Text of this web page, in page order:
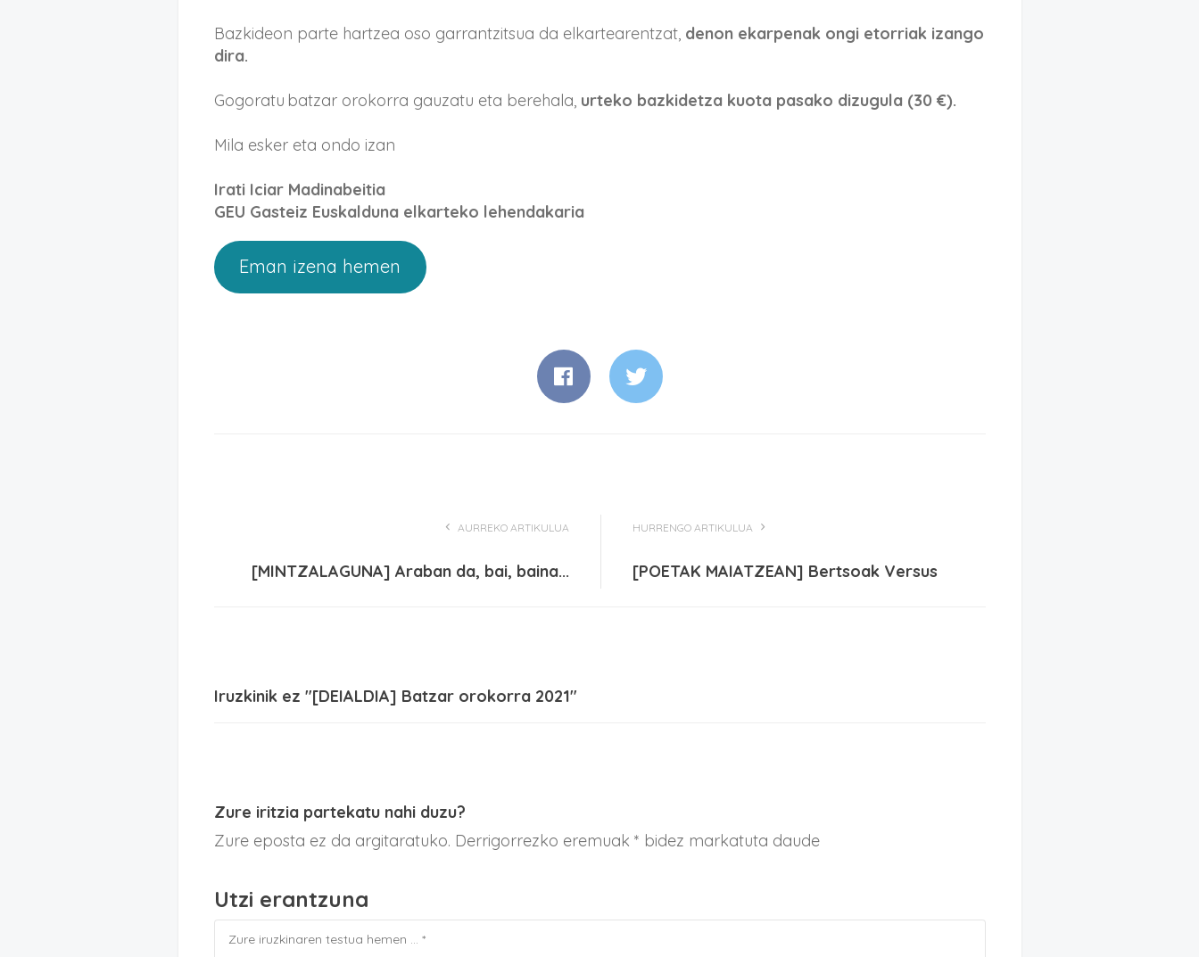
Bazkideon parte hartzea oso garrantzitsua da elkartearentzat, denon ekarpenak ongi etorriak izango
dira.
Gogoratu batzar orokorra gauzatu eta berehala, urteko bazkidetza kuota pasako dizugula (30 €).
Mila esker eta ondo izan
Irati Iciar Madinabeitia
GEU Gasteiz Euskalduna elkarteko lehendakaria
Eman izena hemen
AURREKO ARTIKULUA
[MINTZALAGUNA] Araban da, bai, baina...
HURRENGO ARTIKULUA
[POETAK MAIATZEAN] Bertsoak Versus
Iruzkinik ez "[DEIALDIA] Batzar orokorra 2021"
Zure iritzia partekatu nahi duzu?
Zure eposta ez da argitaratuko. Derrigorrezko eremuak * bidez markatuta daude
Utzi erantzuna